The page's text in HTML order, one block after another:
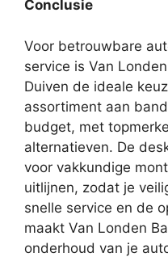
Conclusie
Voor betrouwbare
service is Van
Duiven de ideale
assortiment aan
budget, met
alternatieven. De
voor vakkundige
uitlijnen, zodat je
snelle service en de
maakt Van Londen
onderhoud van je